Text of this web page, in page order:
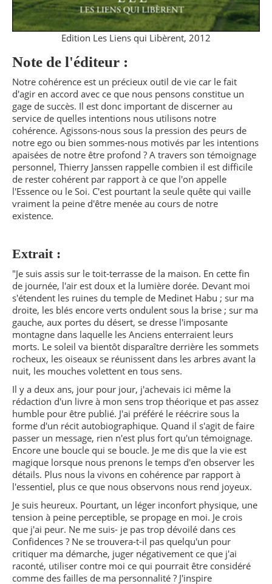
Edition Les Liens qui Libèrent, 2012
Note de l'éditeur :
Notre cohérence est un précieux outil de vie car le fait
d'agir en accord avec ce que nous pensons constitue un
gage de succès. Il est donc important de discerner au
service de quelles intentions nous utilisons notre
cohérence. Agissons-nous sous la pression des peurs de
notre ego ou bien sommes-nous motivés par les intentions
apaisées de notre être profond ? A travers son témoignage
personnel, Thierry Janssen rappelle combien il est difficile
de rester cohérent par rapport à ce que l'on appelle
l'Essence ou le Soi. C'est pourtant la seule quête qui vaille
vraiment la peine d'être menée au cours de notre
existence.
Extrait :
"Je suis assis sur le toit-terrasse de la maison. En cette fin
de journée, l'air est doux et la lumière dorée. Devant moi
s'étendent les ruines du temple de Medinet Habu ; sur ma
droite, les blés encore verts ondulent sous la brise ; sur ma
gauche, aux portes du désert, se dresse l'imposante
montagne dans laquelle les Anciens enterraient leurs
morts. Le soleil va bientôt disparaître derrière les sommets
rocheux, les oiseaux se réunissent dans les arbres avant la
nuit, les mouches volettent en tous sens.
Il y a deux ans, jour pour jour, j'achevais ici même la
rédaction d'un livre à mon sens trop théorique et pas assez
humble pour être publié. J'ai préféré le réécrire sous la
forme d'un récit autobiographique. Quand il s'agit de faire
passer un message, rien n'est plus fort qu'un témoignage.
Encore une boucle qui se boucle. Je me dis que la vie est
magique lorsque nous prenons le temps d'en observer les
détails. Plus nous la vivons en cohérence par rapport à
l'essentiel, plus ce que nous observons nous rend joyeux.
Je suis heureux. Pourtant, un léger inconfort physique, une
tension à peine perceptible, se propage en moi. Je crois
que j'ai peur. Ne me suis- je pas trop dévoilé dans ces
Confidences ? Ne se trouvera-t-il pas quelqu'un pour
critiquer ma démarche, juger négativement ce que j'ai
raconté, utiliser contre moi ce qui pourrait être considéré
comme des failles de ma personnalité ? J'inspire